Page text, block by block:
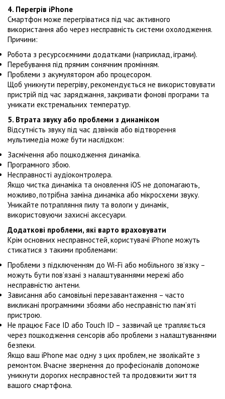
4. Перегрів iPhone
Смартфон може перегріватися під час активного
використання або через несправність системи охолодження.
Причини:
Робота з ресурсоємними додатками (наприклад, іграми).
Перебування під прямим сонячним промінням.
Проблеми з акумулятором або процесором.
Щоб уникнути перегріву, рекомендується не використовувати
пристрій під час заряджання, закривати фонові програми та
уникати екстремальних температур.
5. Втрата звуку або проблеми з динаміком
Відсутність звуку під час дзвінків або відтворення
мультимедіа може бути наслідком:
Засмічення або пошкодження динаміка.
Програмного збою.
Несправності аудіоконтролера.
Якщо чистка динаміка та оновлення iOS не допомагають,
можливо, потрібна заміна динаміка або мікросхеми звуку.
Уникайте потрапляння пилу та вологи у динамік,
використовуючи захисні аксесуари.
Додаткові проблеми, які варто враховувати
Крім основних несправностей, користувачі iPhone можуть
стикатися з такими проблемами:
Проблеми з підключенням до Wi-Fi або мобільного зв’язку –
можуть бути пов’язані з налаштуваннями мережі або
несправністю антени.
Зависання або самовільні перезавантаження – часто
викликані програмними збоями або несправністю пам’яті
пристрою.
Не працює Face ID або Touch ID – зазвичай це трапляється
через пошкодження сенсорів або проблеми з налаштуваннями
безпеки.
Якщо ваш iPhone має одну з цих проблем, не зволікайте з
ремонтом. Вчасне звернення до професіоналів допоможе
уникнути дорогих несправностей та продовжити життя
вашого смартфона.